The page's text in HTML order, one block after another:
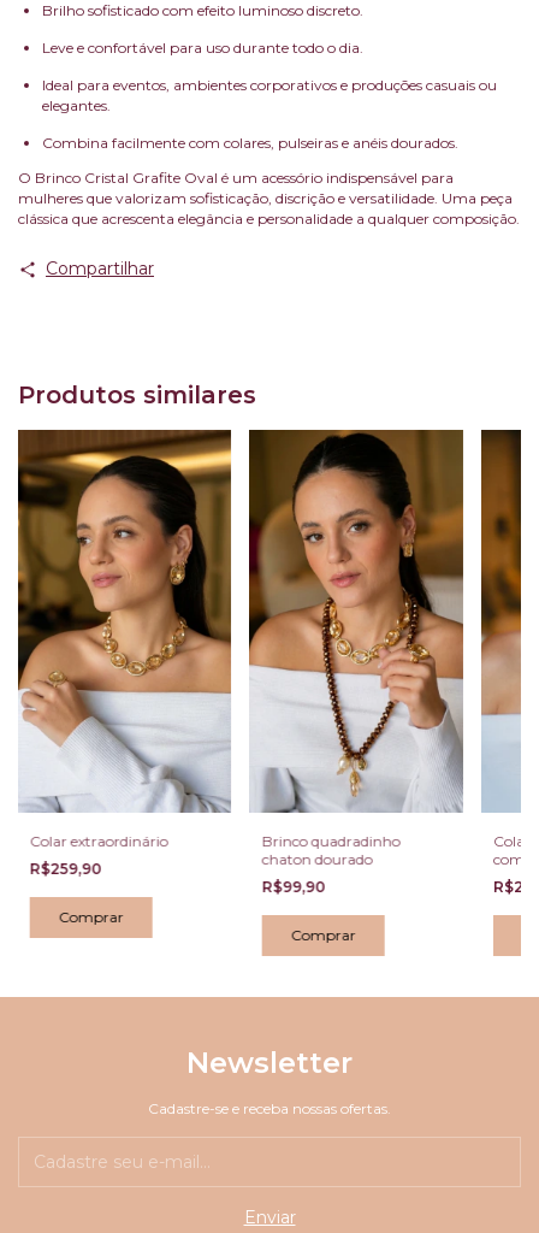
Brilho sofisticado com efeito luminoso discreto.
Leve e confortável para uso durante todo o dia.
Ideal para eventos, ambientes corporativos e produções casuais ou
elegantes.
Combina facilmente com colares, pulseiras e anéis dourados.
O Brinco Cristal Grafite Oval é um acessório indispensável para
mulheres que valorizam sofisticação, discrição e versatilidade. Uma peça
clássica que acrescenta elegância e personalidade a qualquer composição.
Compartilhar
Produtos similares
Colar extraordinário
R$259,90
Brinco quadradinho
chaton dourado
R$99,90
Colar
com
ônix
Newsletter
Cadastre-se e receba nossas ofertas.